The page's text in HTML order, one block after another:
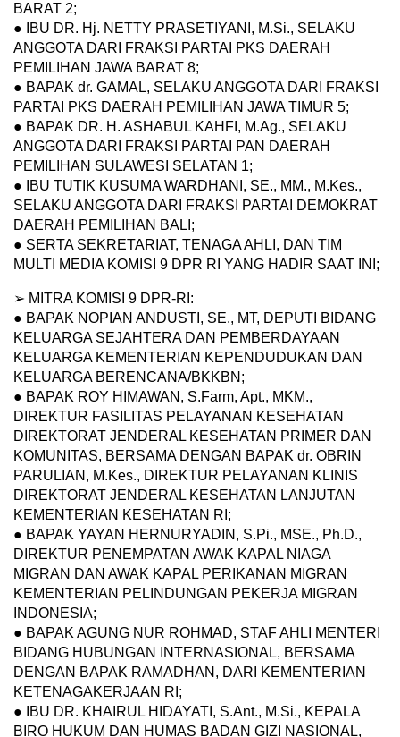
BARAT 2;
● IBU DR. Hj. NETTY PRASETIYANI, M.Si., SELAKU
ANGGOTA DARI FRAKSI PARTAI PKS DAERAH
PEMILIHAN JAWA BARAT 8;
● BAPAK dr. GAMAL, SELAKU ANGGOTA DARI FRAKSI
PARTAI PKS DAERAH PEMILIHAN JAWA TIMUR 5;
● BAPAK DR. H. ASHABUL KAHFI, M.Ag., SELAKU
ANGGOTA DARI FRAKSI PARTAI PAN DAERAH
PEMILIHAN SULAWESI SELATAN 1;
● IBU TUTIK KUSUMA WARDHANI, SE., MM., M.Kes.,
SELAKU ANGGOTA DARI FRAKSI PARTAI DEMOKRAT
DAERAH PEMILIHAN BALI;
● SERTA SEKRETARIAT, TENAGA AHLI, DAN TIM
MULTI MEDIA KOMISI 9 DPR RI YANG HADIR SAAT INI;
➢ MITRA KOMISI 9 DPR-RI:
● BAPAK NOPIAN ANDUSTI, SE., MT, DEPUTI BIDANG
KELUARGA SEJAHTERA DAN PEMBERDAYAAN
KELUARGA KEMENTERIAN KEPENDUDUKAN DAN
KELUARGA BERENCANA/BKKBN;
● BAPAK ROY HIMAWAN, S.Farm, Apt., MKM.,
DIREKTUR FASILITAS PELAYANAN KESEHATAN
DIREKTORAT JENDERAL KESEHATAN PRIMER DAN
KOMUNITAS, BERSAMA DENGAN BAPAK dr. OBRIN
PARULIAN, M.Kes., DIREKTUR PELAYANAN KLINIS
DIREKTORAT JENDERAL KESEHATAN LANJUTAN
KEMENTERIAN KESEHATAN RI;
● BAPAK YAYAN HERNURYADIN, S.Pi., MSE., Ph.D.,
DIREKTUR PENEMPATAN AWAK KAPAL NIAGA
MIGRAN DAN AWAK KAPAL PERIKANAN MIGRAN
KEMENTERIAN PELINDUNGAN PEKERJA MIGRAN
INDONESIA;
● BAPAK AGUNG NUR ROHMAD, STAF AHLI MENTERI
BIDANG HUBUNGAN INTERNASIONAL, BERSAMA
DENGAN BAPAK RAMADHAN, DARI KEMENTERIAN
KETENAGAKERJAAN RI;
● IBU DR. KHAIRUL HIDAYATI, S.Ant., M.Si., KEPALA
BIRO HUKUM DAN HUMAS BADAN GIZI NASIONAL,